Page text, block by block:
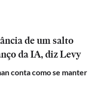
de um salto
da IA, diz Levy
conta como se manter